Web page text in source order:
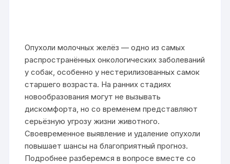
Опухоли молочных желёз — одно из самых
распространённых онкологических заболеваний
у собак, особенно у нестерилизованных самок
старшего возраста. На ранних стадиях
новообразования могут не вызывать
дискомфорта, но со временем представляют
серьёзную угрозу жизни животного.
Своевременное выявление и удаление опухоли
повышает шансы на благоприятный прогноз.
Подробнее разберемся в вопросе вместе со